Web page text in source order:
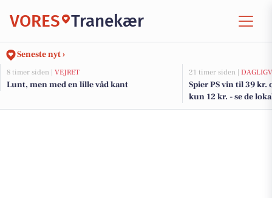
VORES Tranekær
Seneste nyt ›
8 timer siden | VEJRET
Lunt, men med en lille våd kant
21 timer siden |
Spier PS vin til 39
kun 12 kr. - se de